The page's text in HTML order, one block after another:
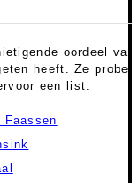
oordeel
heeft. Ze
een list.
Faassen